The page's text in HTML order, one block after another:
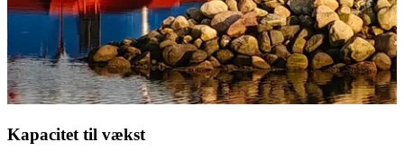
Kapacitet til vækst